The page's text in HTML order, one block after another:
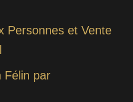
Personnes et Vente
Félin par